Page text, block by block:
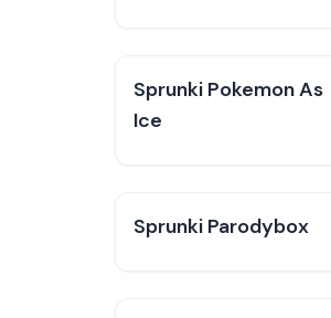
Sprunki Pokemon As
Ice
Sprunki Parodybox